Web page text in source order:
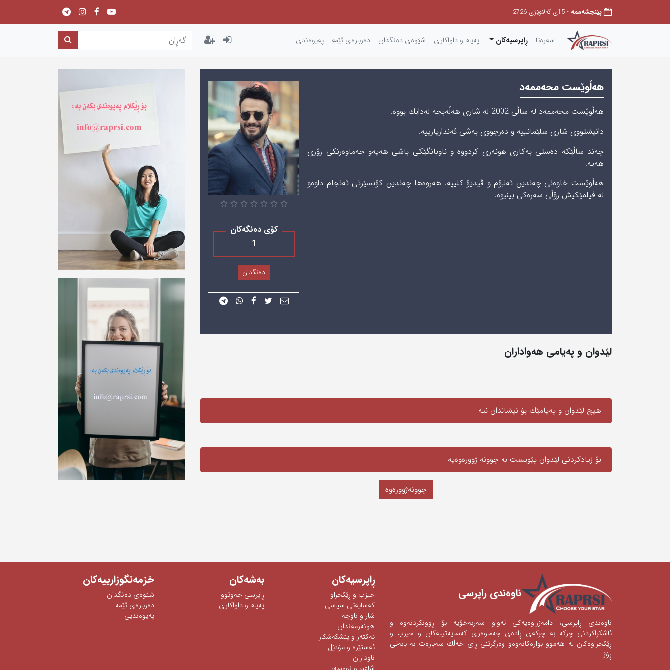
پێنجشەممه - 15ی گەلاوێژی 2726
سەرەتا ڕاپرسیەکان په‌یام و داواكاری‌ شێوه‌ی‌ ده‌نگدان دەربارەی ئێمه پەیوەندی
کۆی دەنگەکان
1
دەنگدان
هەڵوێست محەممەد
هەڵوێست محەممەد له‌ ساڵی‌ 2002 له‌ شاری هەڵەبجە له‌دایك بووه‌.
دانیشتووی‌ شاری‌ سلێمانییه‌ و دەرچووی بەشی ئەندازیارییە.
چه‌ند ساڵێكه‌ دەستی بەکاری هونەری کردووە و ناوبانگێکی باشی هەیە‌و جه‌ماوه‌رێكی‌ زۆری‌
هه‌یه‌.
هەڵوێست خاوەنی چەندین ئەلبۆم و ڤیدیۆ کلیپە. هەروەها چەندین کۆنسێرتی ئەنجام داوە‌و
له‌ فیلمێكیش رۆڵی‌ سه‌ره‌كی‌ بینیوه‌.
لێدوان و په‌یامی‌ هه‌واداران
هیچ لێدوان و په‌یامێك بۆ نیشاندان نیه‌
بۆ زیادکردنی لێدوان پێویست به‌ چوونە ژوورەوەیه‌
چوونەژوورەوە
ناوه‌ندی ‌راپرسی
ناوه‌ندی‌ ڕاپرسی‌، دامه‌زراوه‌یه‌كی‌ ته‌واو سه‌ربه‌خۆیه‌ بۆ ڕوونكردنه‌وه‌ و
ئاشكراكردنی‌‌ چركه‌ به‌ چركه‌ی‌ ڕاده‌ی‌ جه‌ماوه‌ری‌ كه‌سایه‌تییه‌كان و حیزب و
ڕێكخراوه‌كان له‌ هه‌موو بواره‌كانه‌وه‌‌‌و وه‌رگرتنی‌ ڕای‌ خه‌ڵك سه‌باره‌ت به‌ بابه‌تی‌
ڕۆژ.
ڕاپرسیه‌كان
حیزب و ڕێکخراو
كەسایەتی سیاسی
شار و ناوچە
هونەرمەندان
ئه‌كته‌ر‌ و پێشكه‌شكار
ئه‌ستێره‌ و مۆدێل
ناوداران
به‌شه‌كان
ڕاپرسی‌ حه‌وتوو
په‌یام و داواكاری‌
خزمەتگوزارییەکان
شێوه‌ی‌ ده‌نگدان
دەربارەی ئێمە
پەیوەندیی